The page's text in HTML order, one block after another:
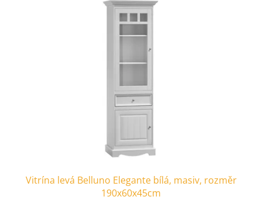
Vitrína levá Belluno Elegante bílá, masiv, rozměr
190x60x45cm